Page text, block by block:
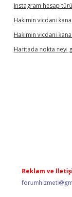
Instagram hesap
Hakimin vicdani
Hakimin vicdani
Haritada nokta neyi
Reklam ve